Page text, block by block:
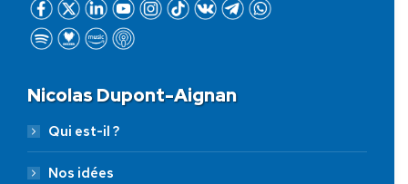
Nicolas Dupont-Aignan
Qui est-il ?
Nos idées